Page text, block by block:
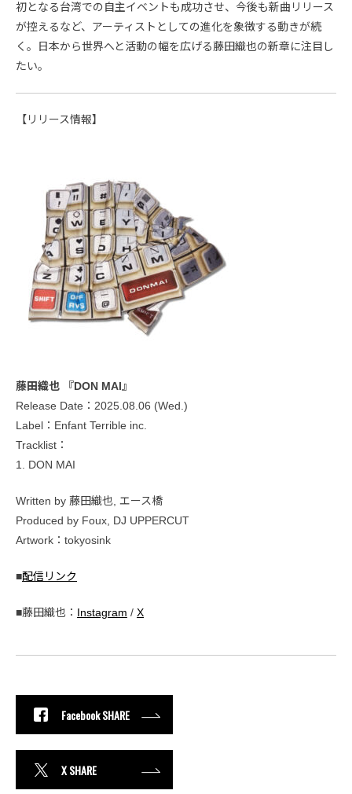
初となる台湾での自主イベントも成功させ、今後も新曲リリース
が控えるなど、アーティストとしての進化を象徴する動きが続
く。日本から世界へと活動の幅を広げる藤田織也の新章に注目し
たい。
【リリース情報】
藤田織也 『DON MAI』
Release Date：2025.08.06 (Wed.)
Label：Enfant Terrible inc.
Tracklist：
1. DON MAI
Written by 藤田織也, エース橋
Produced by Foux, DJ UPPERCUT
Artwork：tokyosink
■配信リンク
■藤田織也： Instagram / X
Facebook SHARE
X SHARE